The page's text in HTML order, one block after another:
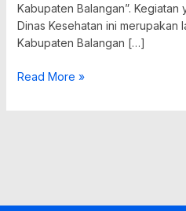
Kabupaten Balangan”.
Dinas Kesehatan ini merupakan
Kabupaten Balangan […]
Read More »